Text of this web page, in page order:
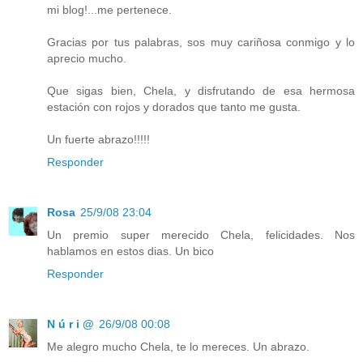
mi blog!...me pertenece.
Gracias por tus palabras, sos muy cariñosa conmigo y lo
aprecio mucho.
Que sigas bien, Chela, y disfrutando de esa hermosa
estación con rojos y dorados que tanto me gusta.
Un fuerte abrazo!!!!!
Responder
Rosa 25/9/08 23:04
Un premio super merecido Chela, felicidades. Nos
hablamos en estos dias. Un bico
Responder
N ú r i @ 26/9/08 00:08
Me alegro mucho Chela, te lo mereces. Un abrazo.